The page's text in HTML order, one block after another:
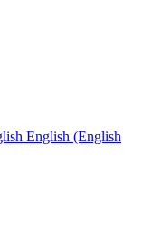
English (English